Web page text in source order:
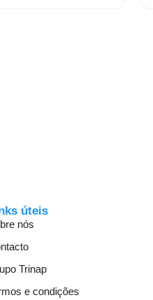
úteis
nós
Trinap
e condições